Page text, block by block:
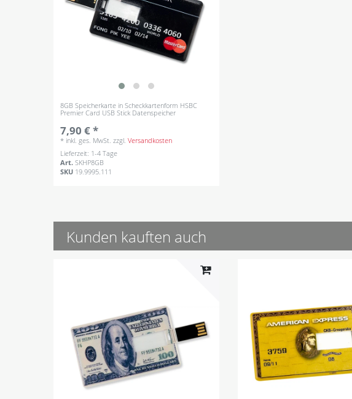
8GB Speicherkarte in Scheckkartenform HSBC
Premier Card USB Stick Datenspeicher
7,90 € *
* inkl. ges. MwSt. zzgl.Versandkosten
Lieferzeit: 1-4 Tage
Art.SKHP8GB
SKU 19.9995.111
Kunden kauften auch